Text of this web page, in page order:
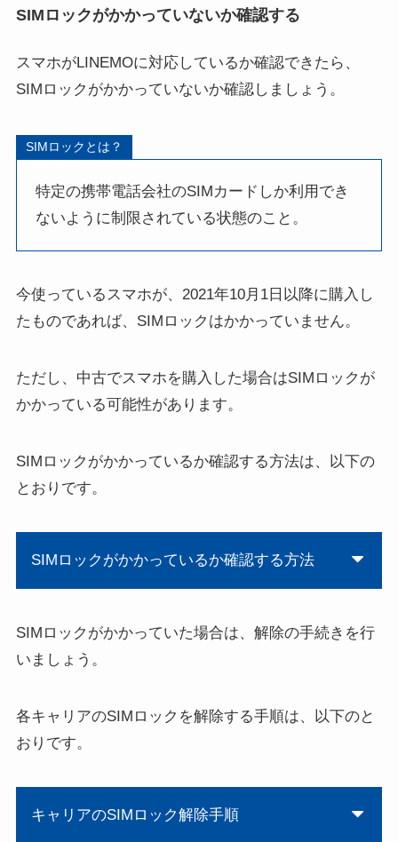
SIMロックがかかっていないか確認する
スマホがLINEMOに対応しているか確認できたら、
SIMロックがかかっていないか確認しましょう。
SIMロックとは？
特定の携帯電話会社のSIMカードしか利用でき
ないように制限されている状態のこと。
今使っているスマホが、2021年10月1日以降に購入し
たものであれば、SIMロックはかかっていません。
ただし、中古でスマホを購入した場合はSIMロックが
かかっている可能性があります。
SIMロックがかかっているか確認する方法は、以下の
とおりです。
SIMロックがかかっているか確認する方法
SIMロックがかかっていた場合は、解除の手続きを行
いましょう。
各キャリアのSIMロックを解除する手順は、以下のと
おりです。
キャリアのSIMロック解除手順